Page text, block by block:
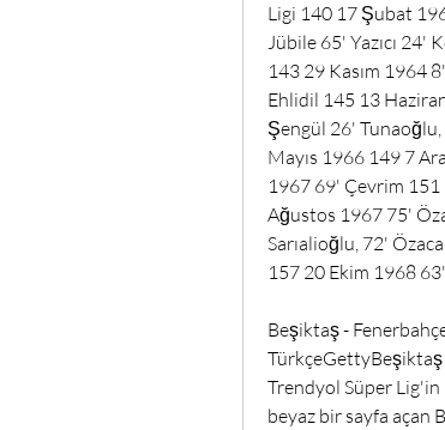
Ligi 140 17 Şubat
Jübile 65' Yazıcı 24'
143 29 Kasım 1964
Ehlidil 145 13
Şengül 26'
Mayıs 1966 149 7
1967 69' Çevrim
Ağustos 1967 75'
Sarıalioğlu, 72'
157 20 Ekim 1968
Beşiktaş -
TürkçeGettyBeşiktaş
Trendyol Süper Lig'in
beyaz bir sayfa açan